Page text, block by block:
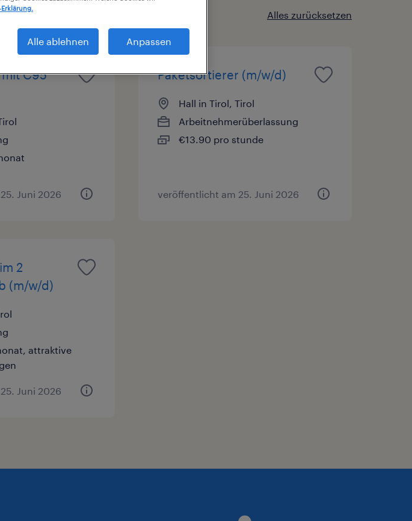
Alles zurücksetzen
C95
Juni 2026
Paketsortierer (m/w/d)
Hall in Tirol, Tirol
Arbeitnehmerüberlassung
€13.90 pro stunde
veröffentlicht am 25. Juni 2026
2
(m/w/d)
attraktive
Juni 2026
Alle ablehnen Anpassen